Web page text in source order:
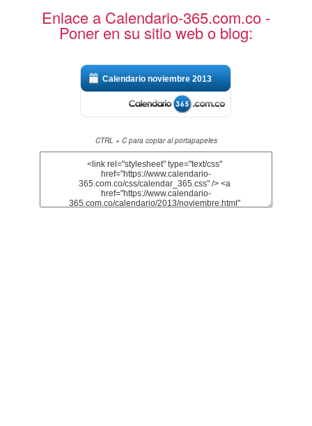
Enlace a Calendario-365.com.co -
Poner en su sitio web o blog:
Calendario noviembre 2013
CTRL + C para copiar al portapapeles